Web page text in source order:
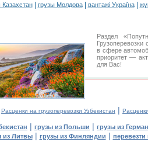
Казахстан| грузы Молдова| вантажі Україна|
Раздел
в сфере
приоритет —
для Вас!
Расценки на грузоперевозки Узбекистан |
| грузы из Польши | грузы из
из Литвы| грузы из Финляндии | перевезти